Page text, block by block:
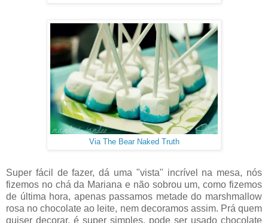
Via The Bear Naked Truth
Super fácil de fazer, dá uma "vista" incrível na mesa, nós
fizemos no chá da Mariana e não sobrou um, como fizemos
de última hora, apenas passamos metade do marshmallow
rosa no chocolate ao leite, nem decoramos assim. Prá quem
quiser decorar, é super simples, pode ser usado chocolate